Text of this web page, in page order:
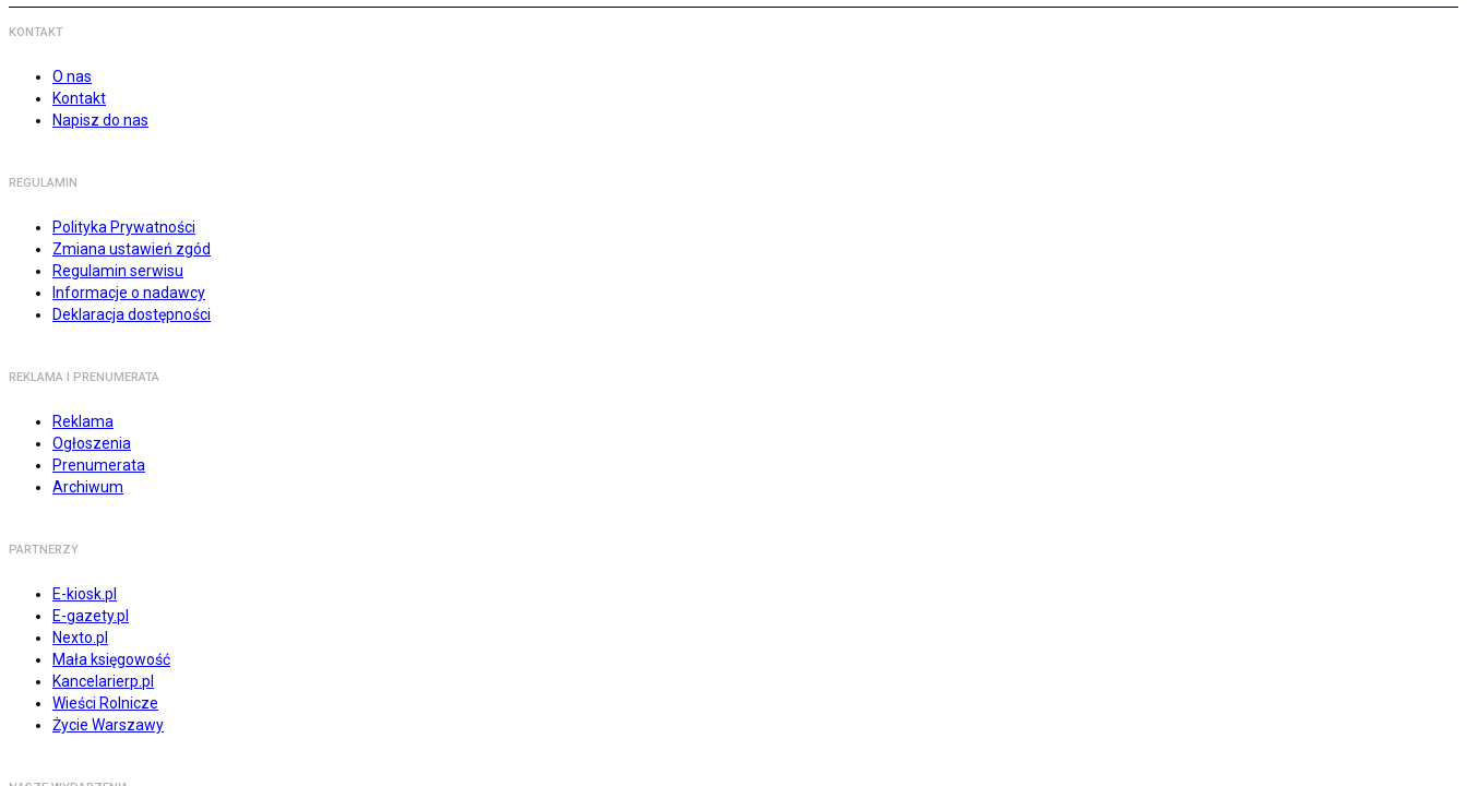
KONTAKT
O nas
Kontakt
Napisz do nas
REGULAMIN
Polityka Prywatności
Zmiana ustawień zgód
Regulamin serwisu
Informacje o nadawcy
Deklaracja dostępności
REKLAMA I PRENUMERATA
Reklama
Ogłoszenia
Prenumerata
Archiwum
PARTNERZY
E-kiosk.pl
E-gazety.pl
Nexto.pl
Mała księgowość
Kancelarierp.pl
Wieści Rolnicze
Życie Warszawy